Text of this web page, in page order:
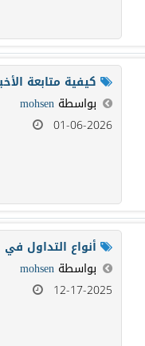
كيفية متابعة
بواسطة mohsen
01-06-2026
أنواع التداول
بواسطة mohsen
12-17-2025